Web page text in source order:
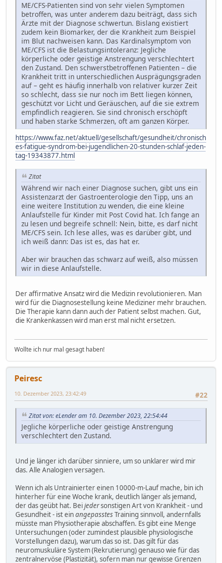
ME/CFS-Patienten sind von sehr vielen Symptomen
betroffen, was unter anderem dazu beiträgt, dass sich
Ärzte mit der Diagnose schwertun. Bislang existiert
zudem kein Biomarker, der die Krankheit zum Beispiel
im Blut nachweisen kann. Das Kardinalsymptom von
ME/CFS ist die Belastungsintoleranz: Jegliche
körperliche oder geistige Anstrengung verschlechtert
den Zustand. Den schwerstbetroffenen Patienten – die
Krankheit tritt in unterschiedlichen Ausprägungsgraden
auf – geht es häufig innerhalb von relativer kurzer Zeit
so schlecht, dass sie nur noch im Bett liegen können,
geschützt vor Licht und Geräuschen, auf die sie extrem
empfindlich reagieren. Sie sind chronisch erschöpft
und haben starke Schmerzen, oft am ganzen Körper.
https://www.faz.net/aktuell/gesellschaft/gesundheit/chronisch
es-fatigue-syndrom-bei-jugendlichen-20-stunden-schlaf-jeden-
tag-19343877.html
Zitat
Während wir nach einer Diagnose suchen, gibt uns ein
Assistenzarzt der Gastroenterologie den Tipp, uns an
eine weitere Institution zu wenden, die eine kleine
Anlaufstelle für Kinder mit Post Covid hat. Ich fange an
zu lesen und begreife schnell: Nein, bitte, es darf nicht
ME/CFS sein. Ich lese alles, was es darüber gibt, und
ich weiß dann: Das ist es, das hat er.
Aber wir brauchen das schwarz auf weiß, also müssen
wir in diese Anlaufstelle.
Der affirmative Ansatz wird die Medizin revolutionieren. Man
wird für die Diagnosestellung keine Mediziner mehr brauchen.
Die Therapie kann dann auch der Patient selbst machen. Gut,
die Krankenkassen wird man erst mal nicht ersetzen.
Wollte ich nur mal gesagt haben!
Peiresc
#22
10. Dezember 2023, 23:42:49
Zitat von: eLender am 10. Dezember 2023, 22:54:44
Jegliche körperliche oder geistige Anstrengung
verschlechtert den Zustand.
Und je länger ich darüber sinniere, um so unklarer wird mir
das. Alle Analogien versagen.
Wenn ich als Untrainierter einen 10000-m-Lauf mache, bin ich
hinterher für eine Woche krank, deutlich länger als jemand,
der das geübt hat. Beijedersonstigen Art von Krankheit - und
Gesundheit - ist einangepasstesTraining sinnvoll, andernfalls
müsste man Physiotherapie abschaffen. Es gibt eine Menge
Untersuchungen (oder zumindest plausible physiologische
Vorstellungen dazu), warum das so ist. Das gilt für das
neuromuskuläre System (Rekrutierung) genauso wie für das
zentralnervöse (Plastizität), sofern man nur gewisse Grenzen